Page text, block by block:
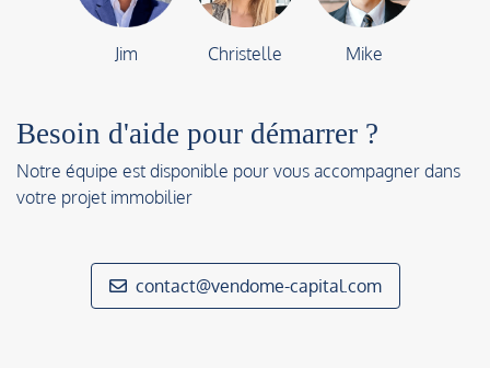
Jim Christelle Mike
Besoin d'aide pour démarrer ?
Notre équipe est disponible pour vous accompagner dans
votre projet immobilier
contact@vendome-capital.com